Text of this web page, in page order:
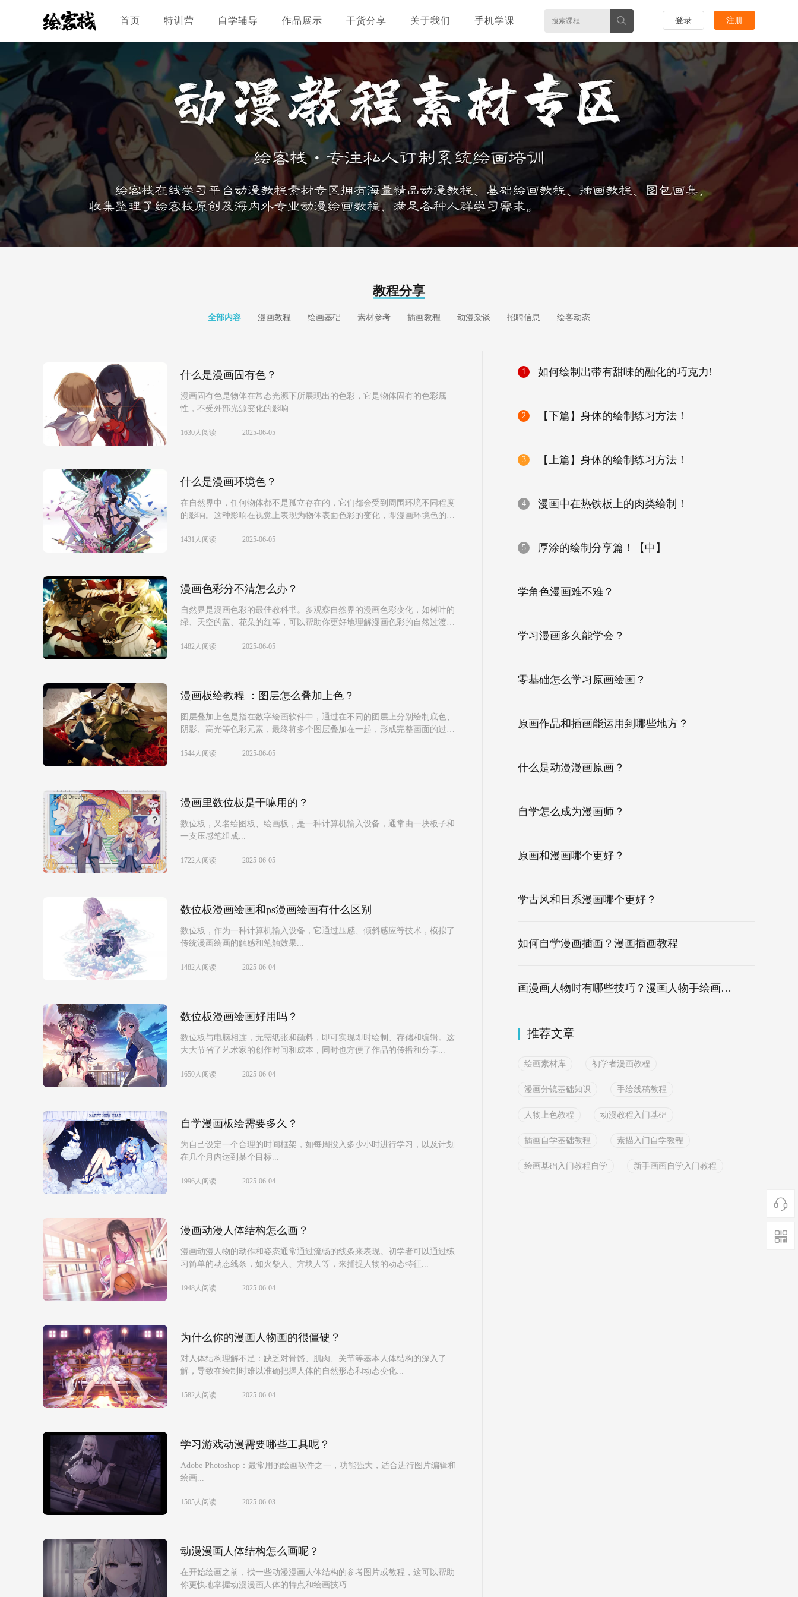
首页 特训营 自学辅导 作品展示 干货分享 关于我们 手机学课 登录 注册
教程分享
全部内容 漫画教程 绘画基础 素材参考 插画教程 动漫杂谈 招聘信息 绘客动态
什么是漫画固有色？
漫画固有色是物体在常态光源下所展现出的色彩，它是物体固有的色彩属
性，不受外部光源变化的影响...
1630人阅读 2025-06-05
什么是漫画环境色？
在自然界中，任何物体都不是孤立存在的，它们都会受到周围环境不同程度
的影响。这种影响在视觉上表现为物体表面色彩的变化，即漫画环境色的产
1431人阅读 2025-06-05
漫画色彩分不清怎么办？
自然界是漫画色彩的最佳教科书。多观察自然界的漫画色彩变化，如树叶的
绿、天空的蓝、花朵的红等，可以帮助你更好地理解漫画色彩的自然过渡和
1482人阅读 2025-06-05
漫画板绘教程 ：图层怎么叠加上色？
图层叠加上色是指在数字绘画软件中，通过在不同的图层上分别绘制底色、
阴影、高光等色彩元素，最终将多个图层叠加在一起，形成完整画面的过
1544人阅读 2025-06-05
漫画里数位板是干嘛用的？
数位板，又名绘图板、绘画板，是一种计算机输入设备，通常由一块板子和
一支压感笔组成...
1722人阅读 2025-06-05
数位板漫画绘画和ps漫画绘画有什么区别
数位板，作为一种计算机输入设备，它通过压感、倾斜感应等技术，模拟了
传统漫画绘画的触感和笔触效果...
1482人阅读 2025-06-04
数位板漫画绘画好用吗？
数位板与电脑相连，无需纸张和颜料，即可实现即时绘制、存储和编辑。这
大大节省了艺术家的创作时间和成本，同时也方便了作品的传播和分享...
1650人阅读 2025-06-04
自学漫画板绘需要多久？
为自己设定一个合理的时间框架，如每周投入多少小时进行学习，以及计划
在几个月内达到某个目标...
1996人阅读 2025-06-04
漫画动漫人体结构怎么画？
漫画动漫人物的动作和姿态通常通过流畅的线条来表现。初学者可以通过练
习简单的动态线条，如火柴人、方块人等，来捕捉人物的动态特征...
1948人阅读 2025-06-04
为什么你的漫画人物画的很僵硬？
对人体结构理解不足：缺乏对骨骼、肌肉、关节等基本人体结构的深入了
解，导致在绘制时难以准确把握人体的自然形态和动态变化...
1582人阅读 2025-06-04
学习游戏动漫需要哪些工具呢？
Adobe Photoshop：最常用的绘画软件之一，功能强大，适合进行图片编辑和
绘画...
1505人阅读 2025-06-03
动漫漫画人体结构怎么画呢？
在开始绘画之前，找一些动漫漫画人体结构的参考图片或教程，这可以帮助
你更快地掌握动漫漫画人体的特点和绘画技巧...
1 如何绘制出带有甜味的融化的巧克力!
2 【下篇】身体的绘制练习方法！
3 【上篇】身体的绘制练习方法！
4 漫画中在热铁板上的肉类绘制！
5 厚涂的绘制分享篇！【中】
学角色漫画难不难？
学习漫画多久能学会？
零基础怎么学习原画绘画？
原画作品和插画能运用到哪些地方？
什么是动漫漫画原画？
自学怎么成为漫画师？
原画和漫画哪个更好？
学古风和日系漫画哪个更好？
如何自学漫画插画？漫画插画教程
画漫画人物时有哪些技巧？漫画人物手绘画法！
推荐文章
绘画素材库 初学者漫画教程
漫画分镜基础知识 手绘线稿教程
人物上色教程 动漫教程入门基础
插画自学基础教程 素描入门自学教程
绘画基础入门教程自学 新手画画自学入门教程

